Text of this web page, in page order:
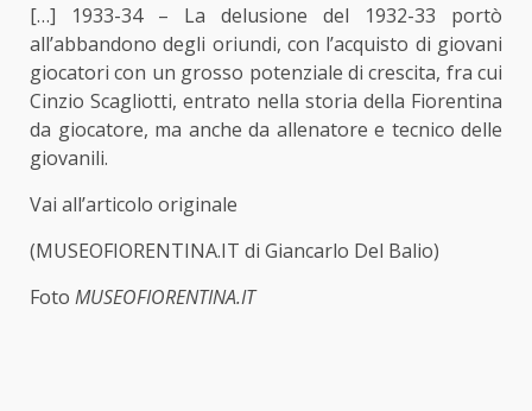
[…] 1933-34 – La delusione del 1932-33 portò
all’abbandono degli oriundi, con l’acquisto di giovani
giocatori con un grosso potenziale di crescita, fra cui
Cinzio Scagliotti, entrato nella storia della Fiorentina
da giocatore, ma anche da allenatore e tecnico delle
giovanili.
Vai all’articolo originale
(MUSEOFIORENTINA.IT di Giancarlo Del Balio)
Foto MUSEOFIORENTINA.IT